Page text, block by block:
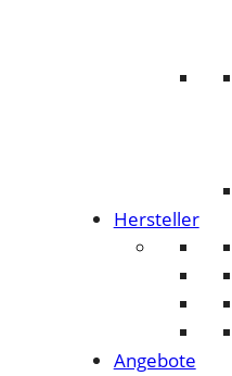
Hersteller
Angebote